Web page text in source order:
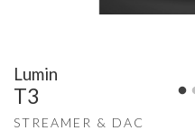
Lumin
T3
STREAMER & DAC